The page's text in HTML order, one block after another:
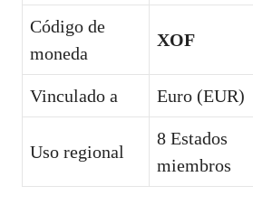
Código de
moneda
XOF
Vinculado a Euro (EUR)
Uso regional
8 Estados
miembros